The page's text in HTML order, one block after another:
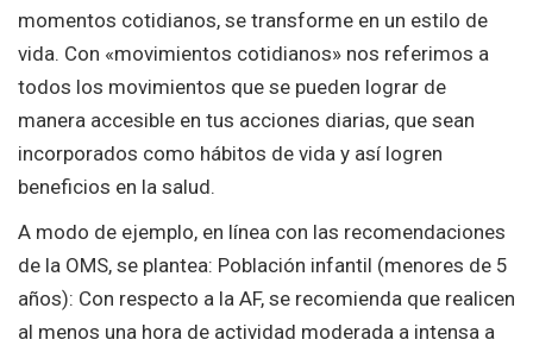
momentos cotidianos, se transforme en un estilo de
vida. Con «movimientos cotidianos» nos referimos a
todos los movimientos que se pueden lograr de
manera accesible en tus acciones diarias, que sean
incorporados como hábitos de vida y así logren
beneficios en la salud.
A modo de ejemplo, en línea con las recomendaciones
de la OMS, se plantea: Población infantil (menores de 5
años): Con respecto a la AF, se recomienda que realicen
al menos una hora de actividad moderada a intensa a